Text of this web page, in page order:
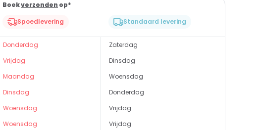
Boekverzonden op*
Spoedlevering
Standaard levering
Donderdag
Zaterdag
Vrijdag
Dinsdag
Maandag
Woensdag
Dinsdag
Donderdag
Woensdag
Vrijdag
Woensdag
Vrijdag